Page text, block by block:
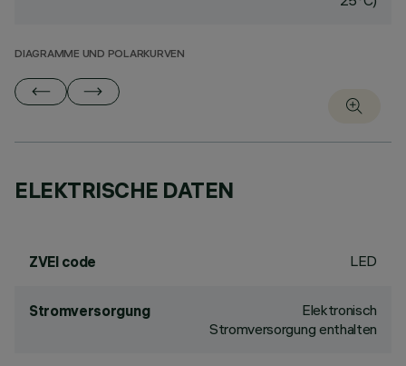
DIAGRAMME UND POLARKURVEN
ELEKTRISCHE DATEN
ZVEI code LED
Stromversorgung
Elektronisch
Stromversorgung enthalten